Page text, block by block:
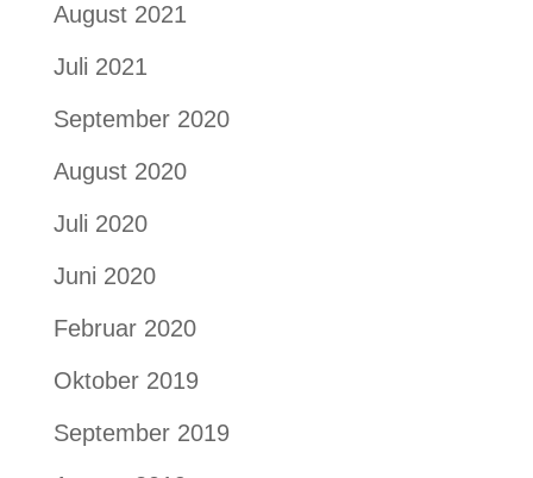
August 2021
Juli 2021
September 2020
August 2020
Juli 2020
Juni 2020
Februar 2020
Oktober 2019
September 2019